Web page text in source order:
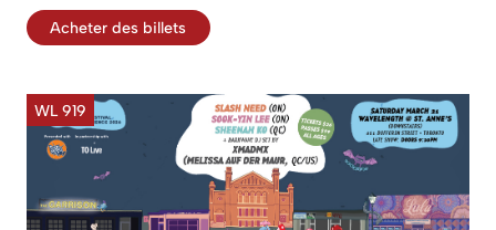
Acheter des billets
WL 919